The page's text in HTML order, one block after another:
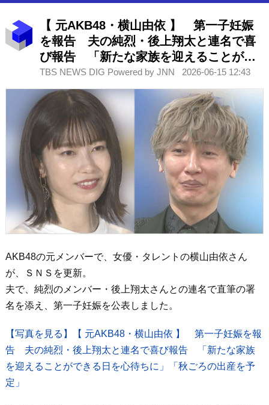
【 元AKB48・横山由依 】 第一子妊娠
を報告 夫の純烈・後上翔太と連名で喜
び報告 「新たな家族を迎えることがで
きる日を心待ちに」「秋ごろの出産を予
定」
TBS NEWS DIG Powered by JNN 2026-06-15 12:43
AKB48の元メンバーで、女優・タレントの横山由依さん
が、ＳＮＳを更新。
夫で、純烈のメンバー・後上翔太さんとの連名で直筆の署
名を添え、第一子妊娠を公表しました。
【写真を見る】【 元AKB48・横山由依 】 第一子妊娠を報
告 夫の純烈・後上翔太と連名で喜び報告 「新たな家族
を迎えることができる日を心待ちに」「秋ごろの出産を予
定」